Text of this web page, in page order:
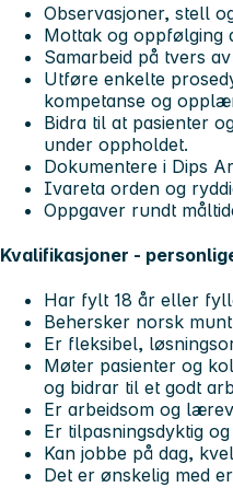
Observasjoner, stell
Mottak og oppfølging
Samarbeid på tvers
Utføre enkelte
kompetanse og
Bidra til at pasienter
under oppholdet.
Dokumentere i Dips
Ivareta orden og
Oppgaver rundt
Kvalifikasjoner -
Har fylt 18 år eller
Behersker norsk
Er fleksibel,
Møter pasienter og
og bidrar til et godt
Er arbeidsom og
Er tilpasningsdyktig
Kan jobbe på dag,
Det er ønskelig med